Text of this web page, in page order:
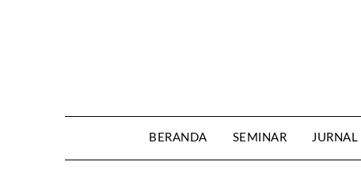
BERANDA SEMINAR JURNAL